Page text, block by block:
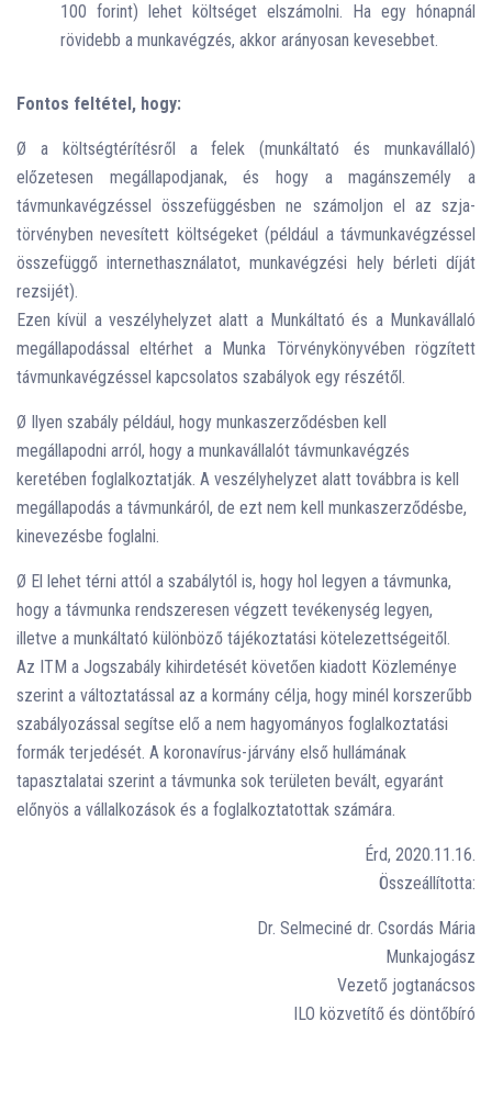
100 forint) lehet költséget elszámolni. Ha egy hónapnál
rövidebb a munkavégzés, akkor arányosan kevesebbet.
Fontos feltétel, hogy:
Ø a költségtérítésről a felek (munkáltató és munkavállaló)
előzetesen megállapodjanak, és hogy a magánszemély a
távmunkavégzéssel összefüggésben ne számoljon el az szja-
törvényben nevesített költségeket (például a távmunkavégzéssel
összefüggő internethasználatot, munkavégzési hely bérleti díját
rezsijét).
Ezen kívül a veszélyhelyzet alatt a Munkáltató és a Munkavállaló
megállapodással eltérhet a Munka Törvénykönyvében rögzített
távmunkavégzéssel kapcsolatos szabályok egy részétől.
Ø Ilyen szabály például, hogy munkaszerződésben kell
megállapodni arról, hogy a munkavállalót távmunkavégzés
keretében foglalkoztatják. A veszélyhelyzet alatt továbbra is kell
megállapodás a távmunkáról, de ezt nem kell munkaszerződésbe,
kinevezésbe foglalni.
Ø El lehet térni attól a szabálytól is, hogy hol legyen a távmunka,
hogy a távmunka rendszeresen végzett tevékenység legyen,
illetve a munkáltató különböző tájékoztatási kötelezettségeitől.
Az ITM a Jogszabály kihirdetését követően kiadott Közleménye
szerint a változtatással az a kormány célja, hogy minél korszerűbb
szabályozással segítse elő a nem hagyományos foglalkoztatási
formák terjedését. A koronavírus-járvány első hullámának
tapasztalatai szerint a távmunka sok területen bevált, egyaránt
előnyös a vállalkozások és a foglalkoztatottak számára.
Érd, 2020.11.16.
Összeállította:
Dr. Selmeciné dr. Csordás Mária
Munkajogász
Vezető jogtanácsos
ILO közvetítő és döntőbíró